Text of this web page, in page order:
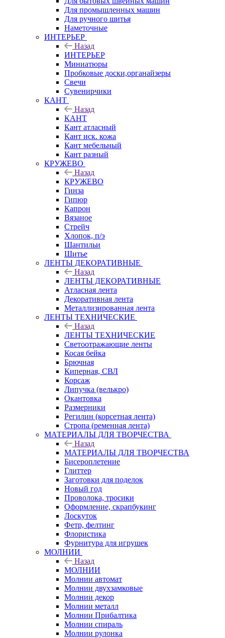
Для промышленных машин
Для ручного шитья
Наметочные
ИНТЕРЬЕР
Назад
ИНТЕРЬЕР
Миниатюры
Пробковые доски,органайзеры
Свечи
Сувенирчики
КАНТ
Назад
КАНТ
Кант атласный
Кант иск. кожа
Кант мебельный
Кант разный
КРУЖЕВО
Назад
КРУЖЕВО
Гинза
Гипюр
Капрон
Вязаное
Стрейч
Хлопок, п/э
Шантильи
Шитье
ЛЕНТЫ ДЕКОРАТИВНЫЕ
Назад
ЛЕНТЫ ДЕКОРАТИВНЫЕ
Атласная лента
Декоративная лента
Металлизированная лента
ЛЕНТЫ ТЕХНИЧЕСКИЕ
Назад
ЛЕНТЫ ТЕХНИЧЕСКИЕ
Светоотражающие ленты
Косая бейка
Брючная
Киперная, СВЛ
Корсаж
Липучка (велькро)
Окантовка
Размерники
Регилин (корсетная лента)
Стропа (ременная лента)
МАТЕРИАЛЫ ДЛЯ ТВОРЧЕСТВА
Назад
МАТЕРИАЛЫ ДЛЯ ТВОРЧЕСТВА
Бисероплетение
Глиттер
Заготовки для поделок
Новый год
Проволока, тросики
Оформление, скрапбукинг
Лоскуток
Фетр, фелтинг
Флористика
Фурнитура для игрушек
МОЛНИИ
Назад
МОЛНИИ
Молнии автомат
Молнии двухзамковые
Молнии декор
Молнии металл
Молнии Прибалтика
Молнии спираль
Молнии рулонка